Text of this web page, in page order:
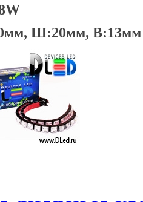
Ш:20мм, В:13мм